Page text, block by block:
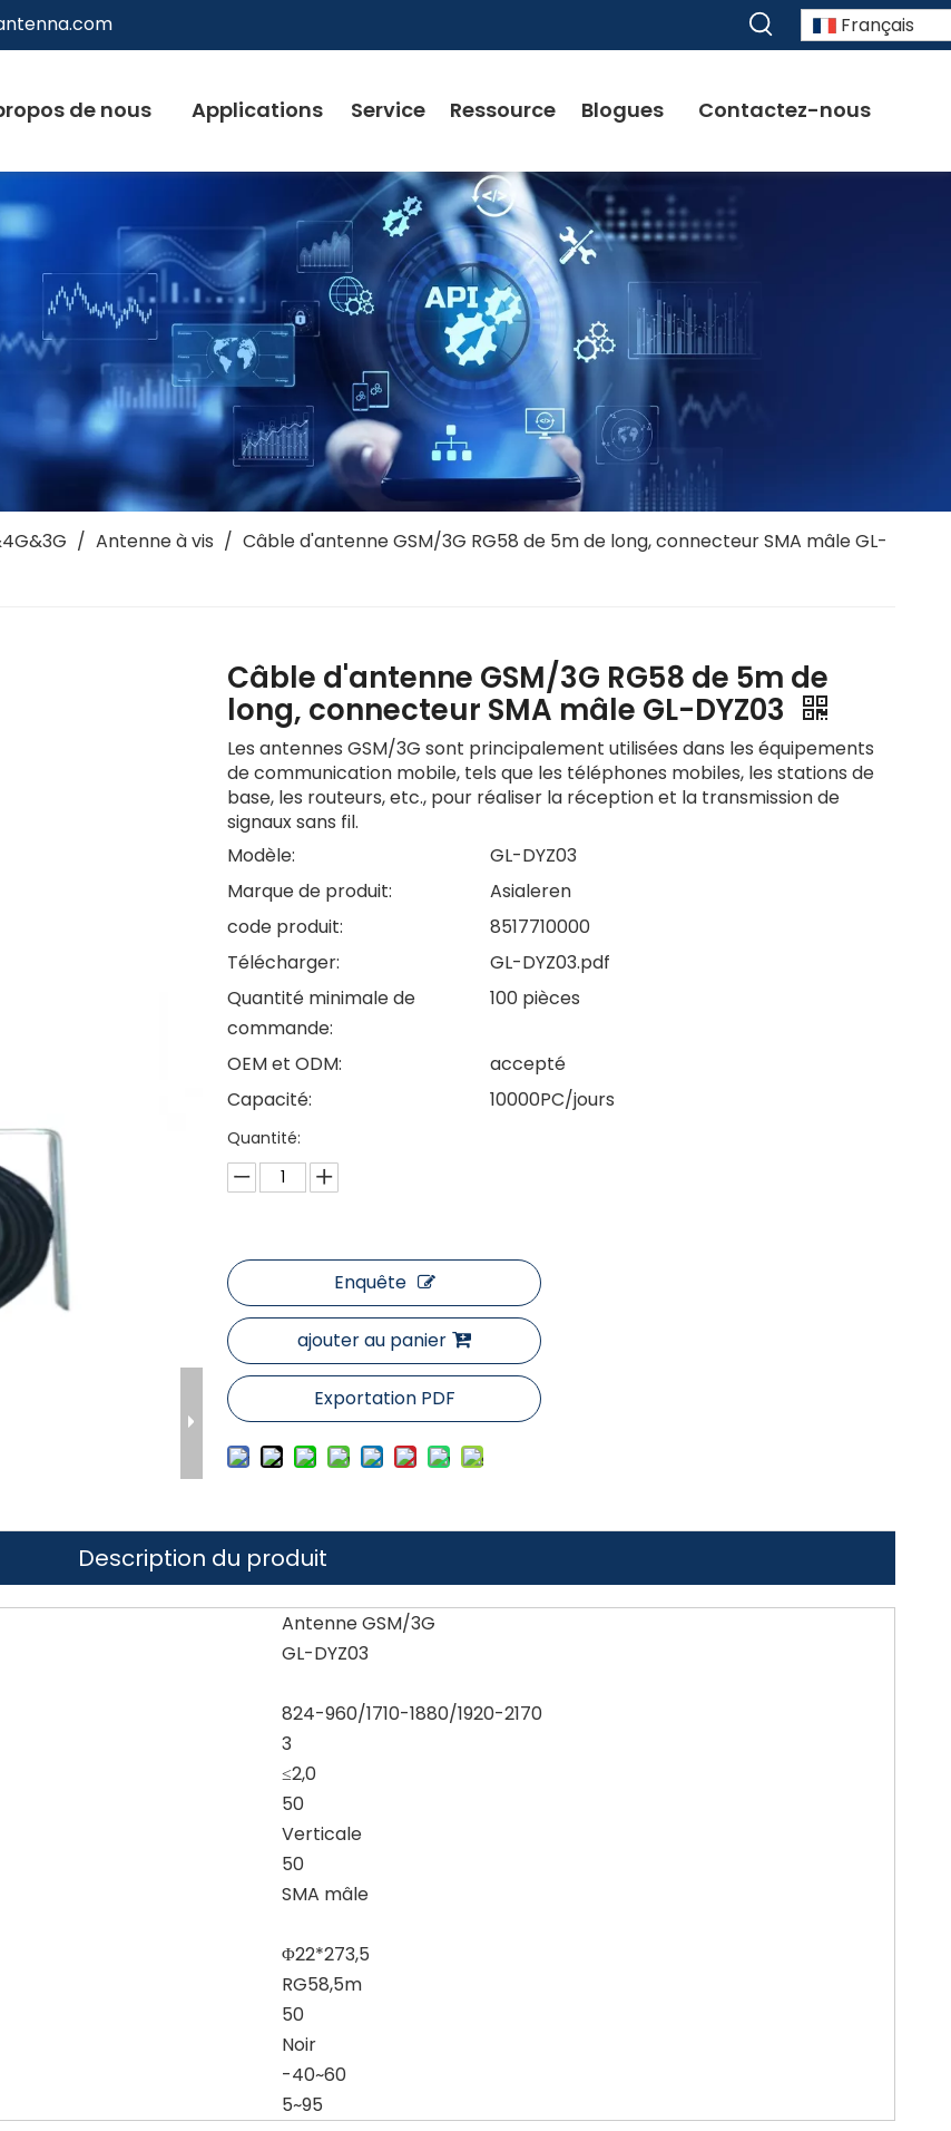
Français
de nous Applications Service Ressource Blogues Contactez-nous
/ Antenne à vis / Câble d'antenne GSM/3G RG58 de 5m de long, connecteur SMA mâle GL-
Câble d'antenne GSM/3G RG58 de 5m de
long, connecteur SMA mâle GL-DYZ03
Les antennes GSM/3G sont principalement utilisées dans les équipements
de communication mobile, tels que les téléphones mobiles, les stations de
base, les routeurs, etc., pour réaliser la réception et la transmission de
signaux sans fil.
Modèle:
GL-DYZ03
Marque de produit:
Asialeren
code produit:
8517710000
Télécharger:
GL-DYZ03.pdf
Quantité minimale de
commande:
100 pièces
OEM et ODM:
accepté
Capacité:
10000PC/jours
Quantité:
Enquête
ajouter au panier
Exportation PDF
Description du produit
Antenne GSM/3G
GL-DYZ03
824-960/1710-1880/1920-2170
3
≤2,0
50
Verticale
50
SMA mâle
Φ22*273,5
RG58,5m
50
Noir
-40~60
5~95